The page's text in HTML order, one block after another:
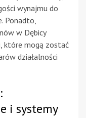
wynajmu do
Ponadto,
w Dębicy
które mogą zostać
działalności
i systemy